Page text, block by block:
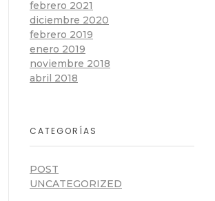
febrero 2021
diciembre 2020
febrero 2019
enero 2019
noviembre 2018
abril 2018
CATEGORÍAS
POST
UNCATEGORIZED